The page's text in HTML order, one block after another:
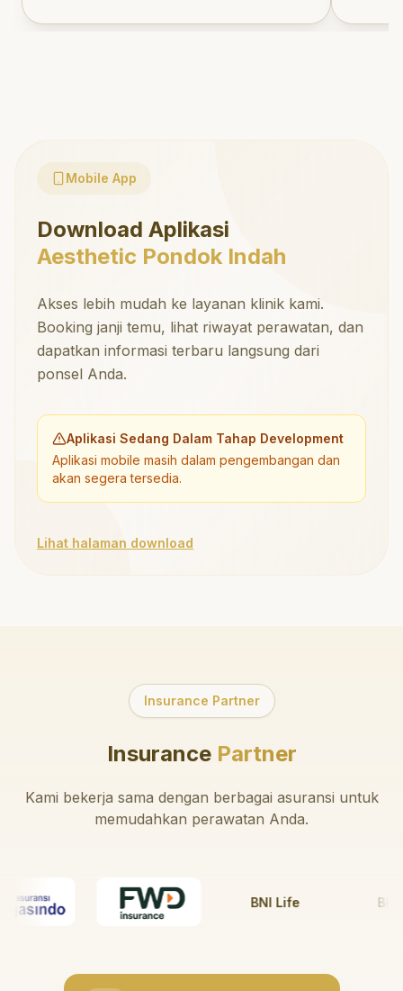
Mobile App
Download Aplikasi
Aesthetic Pondok Indah
Akses lebih mudah ke layanan klinik kami.
Booking janji temu, lihat riwayat perawatan, dan
dapatkan informasi terbaru langsung dari
ponsel Anda.
Aplikasi Sedang Dalam Tahap Development
Aplikasi mobile masih dalam pengembangan dan
akan segera tersedia.
Lihat halaman download
Insurance Partner
InsurancePartner
Kami bekerja sama dengan berbagai asuransi untuk
memudahkan perawatan Anda.
BNI Life BRI